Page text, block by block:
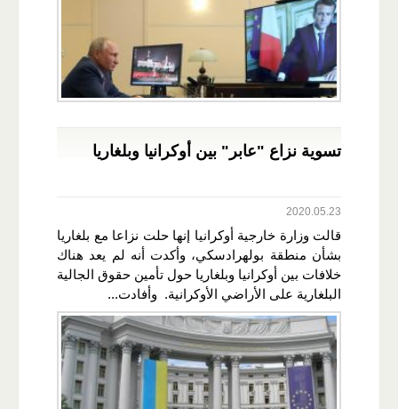
تسوية نزاع "عابر" بين أوكرانيا وبلغاريا
2020.05.23
قالت وزارة خارجية أوكرانيا إنها حلت نزاعا مع بلغاريا
بشأن منطقة بولهرادسكي، وأكدت أنه لم يعد هناك
خلافات بين أوكرانيا وبلغاريا حول تأمين حقوق الجالية
البلغارية على الأراضي الأوكرانية. وأفادت...